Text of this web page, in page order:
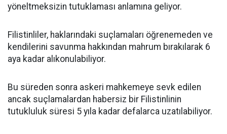
yöneltmeksizin tutuklaması anlamına geliyor.
Filistinliler, haklarındaki suçlamaları öğrenemeden ve
kendilerini savunma hakkından mahrum bırakılarak 6
aya kadar alıkonulabiliyor.
Bu süreden sonra askeri mahkemeye sevk edilen
ancak suçlamalardan habersiz bir Filistinlinin
tutukluluk süresi 5 yıla kadar defalarca uzatılabiliyor.